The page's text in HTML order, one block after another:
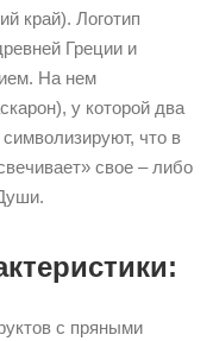
край). Логотип
Греции и
На нем
у которой два
что в
свое – либо
с пряными